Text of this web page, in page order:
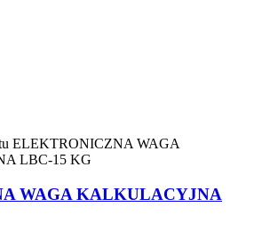
WAGA KALKULACYJNA